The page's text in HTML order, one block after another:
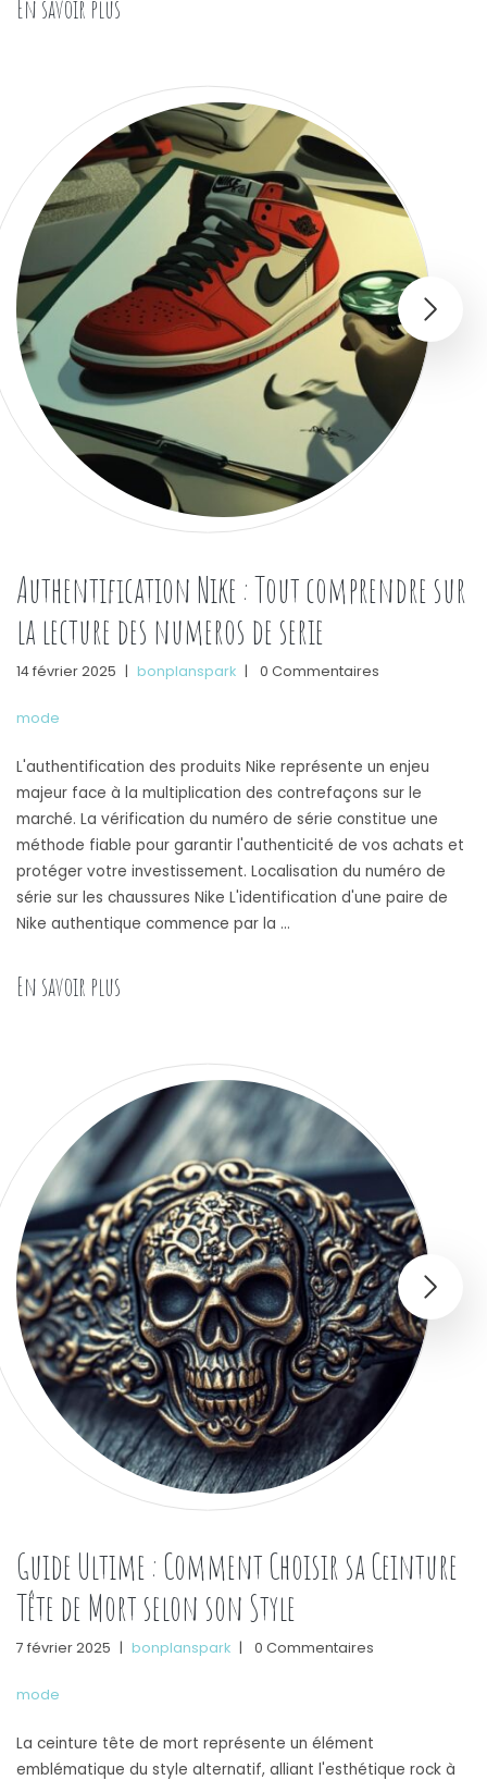
En savoir plus
Authentification Nike : Tout comprendre sur
la lecture des numeros de serie
14 février 2025 | bonplanspark | 0 Commentaires
mode
L'authentification des produits Nike représente un enjeu
majeur face à la multiplication des contrefaçons sur le
marché. La vérification du numéro de série constitue une
méthode fiable pour garantir l'authenticité de vos achats et
protéger votre investissement. Localisation du numéro de
série sur les chaussures Nike L'identification d'une paire de
Nike authentique commence par la …
En savoir plus
Guide Ultime : Comment Choisir sa Ceinture
Tête de Mort selon son Style
7 février 2025 | bonplanspark | 0 Commentaires
mode
La ceinture tête de mort représente un élément
emblématique du style alternatif, alliant l'esthétique rock à